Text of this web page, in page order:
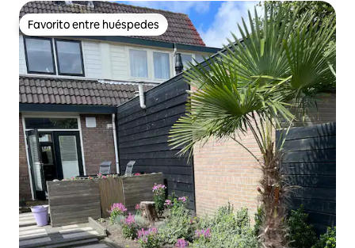
Favorito entre huéspedes
Favorito entre huéspedes